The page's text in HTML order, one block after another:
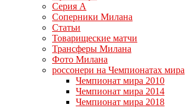
Серия А
Соперники Милана
Статьи
Товарищеские матчи
Трансферы Милана
Фото Милана
россонери на Чемпионатах мира
Чемпионат мира 2010
Чемпионат мира 2014
Чемпионат мира 2018